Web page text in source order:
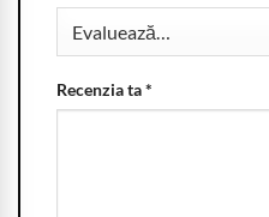
Recenzia ta*